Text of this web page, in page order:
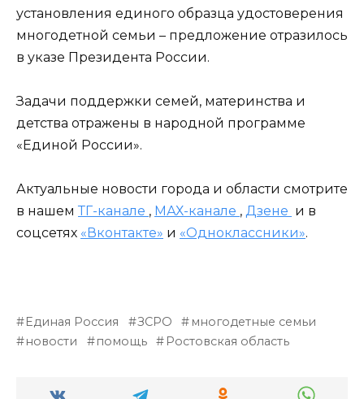
установления единого образца удостоверения
многодетной семьи – предложение отразилось
в указе Президента России.
Задачи поддержки семей, материнства и
детства отражены в народной программе
«Единой России».
Актуальные новости города и области смотрите
в нашем ТГ-канале , МАХ-канале , Дзене и в
соцсетях «Вконтакте» и «Одноклассники».
Единая Россия ЗСРО
многодетные семьи
новости
помощь Ростовская область